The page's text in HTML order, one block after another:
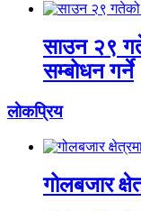
साउन २९
सम्बोधन गर्ने
लाेकप्रिय
गोलबजार